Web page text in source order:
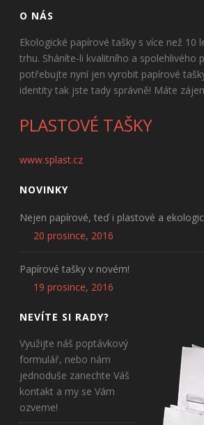
O NÁS
Ekologické papírové tašky s více než 10
trhu. Sháníte-li kvalitního a spolehlivého
potřebujte nyní jen vyrobit papírové
identity tak jste tady správně! Máte
PLASTOVÉ TAŠKY
www.splast.cz
NOVINKY
Nejen papírové, teď i plastové a
20 prosince, 2016
Papírové tašky v novém!
19 prosince, 2016
NEVÍTE SI RADY?
Využijte náš poptávkový
formulář, nebo nám
jednoduše zanechte Váš
kontakt a my se Vám
ozveme!